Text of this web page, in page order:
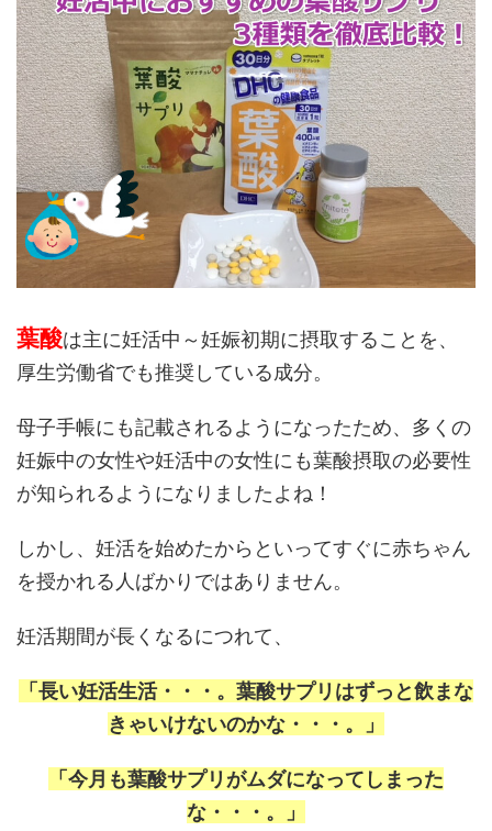
葉酸は主に妊活中～妊娠初期に摂取することを、
厚生労働省でも推奨している成分。
母子手帳にも記載されるようになったため、多くの
妊娠中の女性や妊活中の女性にも葉酸摂取の必要性
が知られるようになりましたよね！
しかし、妊活を始めたからといってすぐに赤ちゃん
を授かれる人ばかりではありません。
妊活期間が長くなるにつれて、
「長い妊活生活・・・。葉酸サプリはずっと飲まな
きゃいけないのかな・・・。」
「今月も葉酸サプリがムダになってしまった
な・・・。」